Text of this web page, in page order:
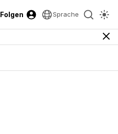
Folgen Sprache